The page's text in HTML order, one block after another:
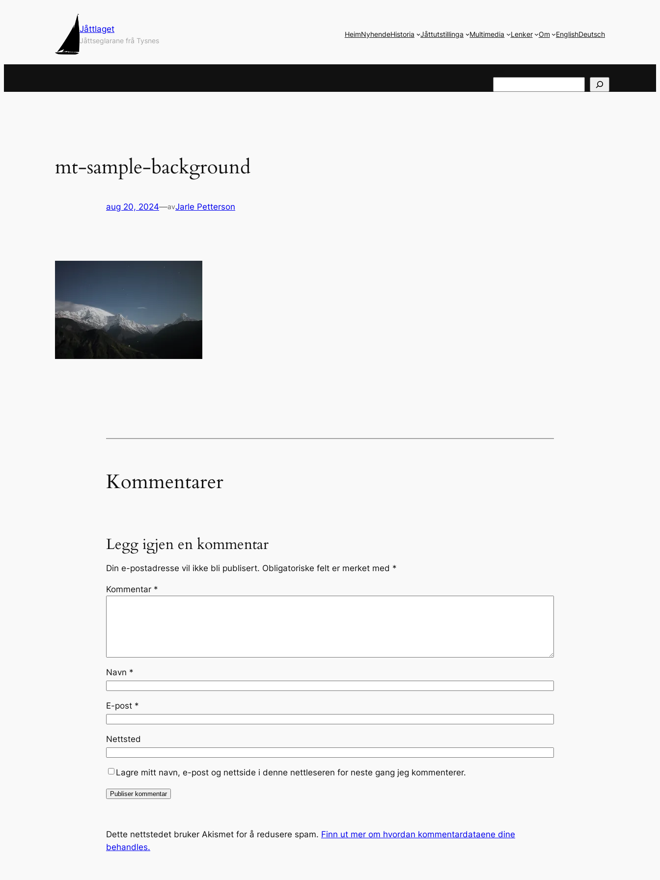
Jåttlaget
Jåttseglarane frå Tysnes
HeimNyhendeHistoria Jåttutstillinga Multimedia Lenker Om EnglishDeutsch
mt-sample-background
aug 20, 2024—avJarle Petterson
Kommentarer
Legg igjen en kommentar
Din e-postadresse vil ikke bli publisert. Obligatoriske felt er merket med *
Kommentar *
Navn *
E-post *
Nettsted
Lagre mitt navn, e-post og nettside i denne nettleseren for neste gang jeg kommenterer.
Dette nettstedet bruker Akismet for å redusere spam. Finn ut mer om hvordan kommentardataene dine
behandles.